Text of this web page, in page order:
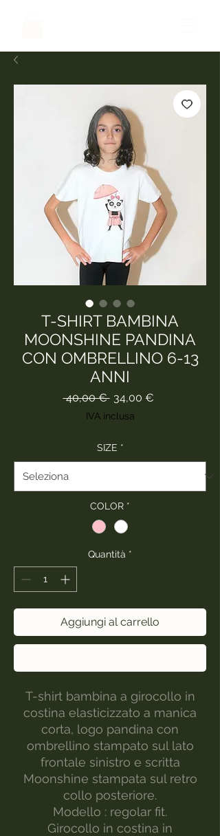
T-SHIRT BAMBINA
MOONSHINE PANDINA
CON OMBRELLINO 6-13
ANNI
40,00 € Prezzo
regolare
34,00 €Prezzo
IVA inclusa
SIZE *
COLOR *
Quantità *
Aggiungi al carrello
T-shirt bambina a girocollo in
costina elasticizzato a manica
corta, logo pandina con
ombrellino stampato sul lato
frontale sinistro e scritta
Moonshine stampata sul retro
collo posteriore.
Modello : regolar fit.
Girocollo in costina in